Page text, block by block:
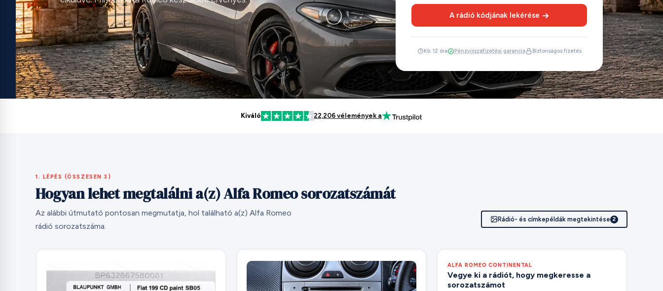
A rádió kódjának lekérése
Kb. 12 óra Pénzvisszafizetési garancia Biztonságos fizetés
Kiváló 22,206 vélemények a
1. LÉPÉS (ÖSSZESEN 3)
Hogyan lehet megtalálni a(z) Alfa Romeo sorozatszámát
Az alábbi útmutató pontosan megmutatja, hol található a(z) Alfa Romeo
rádió sorozatszáma.
Rádió- és címkepéldák megtekintése 2
ALFA ROMEO CONTINENTAL
Vegye ki a rádiót, hogy megkeresse a
sorozatszámot